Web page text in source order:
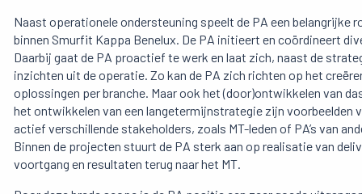
Naast operationele ondersteuning speelt de PA een belangrijke
binnen Smurfit Kappa Benelux. De PA initieert en coördineert
Daarbij gaat de PA proactief te werk en laat zich, naast de
inzichten uit de operatie. Zo kan de PA zich richten op het
oplossingen per branche. Maar ook het (door)ontwikkelen van
het ontwikkelen van een langetermijnstrategie zijn
actief verschillende stakeholders, zoals MT-leden of PA’s van
Binnen de projecten stuurt de PA sterk aan op realisatie van
voortgang en resultaten terug naar het MT.